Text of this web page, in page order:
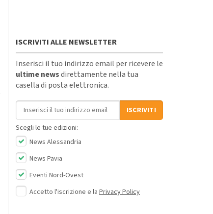
ISCRIVITI ALLE NEWSLETTER
Inserisci il tuo indirizzo email per ricevere le
ultime newsdirettamente nella tua
casella di posta elettronica.
Indirizzo email
ISCRIVITI
Scegli le tue edizioni:
News Alessandria
News Pavia
Eventi Nord-Ovest
Accetto l'iscrizione e la Privacy Policy